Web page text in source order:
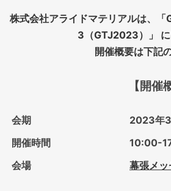
株式会社アライドマテリアルは、
3（GTJ2023）」 に
開催概要は下記
【開催
会期
2023年
開催時間
10:00-
会場
幕張メッ